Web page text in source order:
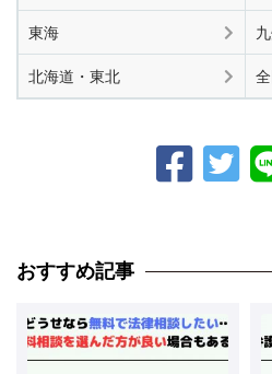
東海
北海道・東北
おすすめ記事